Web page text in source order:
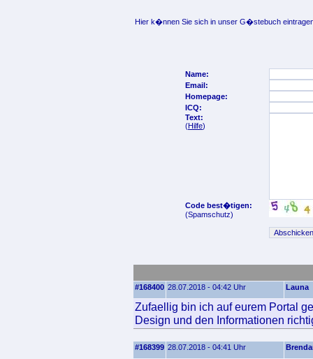
Hier k�nnen Sie sich in unser G�stebuch
Name:
Email:
Homepage:
ICQ:
Text:
(Hilfe)
Code best�tigen:
(Spamschutz)
#168400 28.07.2018 - 04:42 Uhr Launa
Zufaellig bin ich auf eurem Portal
Design und den Informationen
#168399 28.07.2018 - 04:41 Uhr